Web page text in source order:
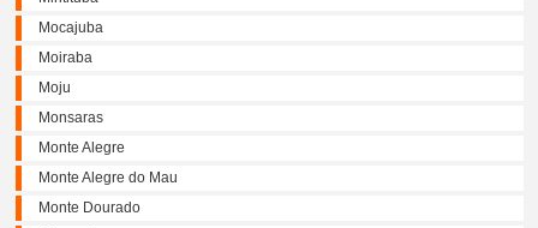
Mocajuba
Moiraba
Moju
Monsaras
Monte Alegre
Monte Alegre do Mau
Monte Dourado